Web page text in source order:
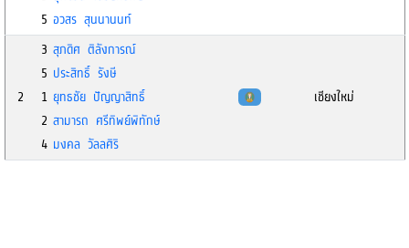
5 อวสร สุนนานนท์
2
3 สุภดิศ ติลังการณ์
5 ประสิทธิ์ รังษี
1 ยุทธชัย ปัญญาสิทธิ์
2 สามารถ ศรีทิพย์พิทักษ์
4 มงคล วัลลศิริ
เชียงใหม่